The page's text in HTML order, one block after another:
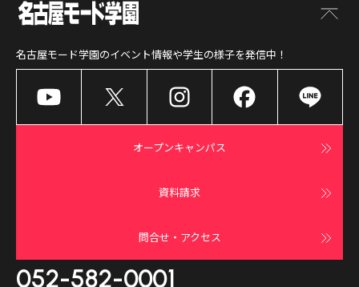
名古屋モード学園のイベント情報や学生の様子を発信中！
オープンキャンパス
資料請求
問合せ・アクセス
052-582-0001